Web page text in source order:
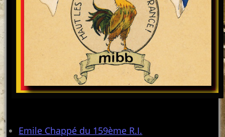
Emile Chappé du 159ème R.I.